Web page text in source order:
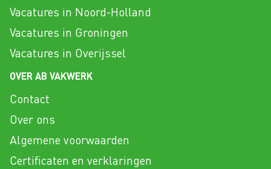
Vacatures in Noord-Holland
Vacatures in Groningen
Vacatures in Overijssel
OVER AB VAKWERK
Contact
Over ons
Algemene voorwaarden
Certificaten en verklaringen